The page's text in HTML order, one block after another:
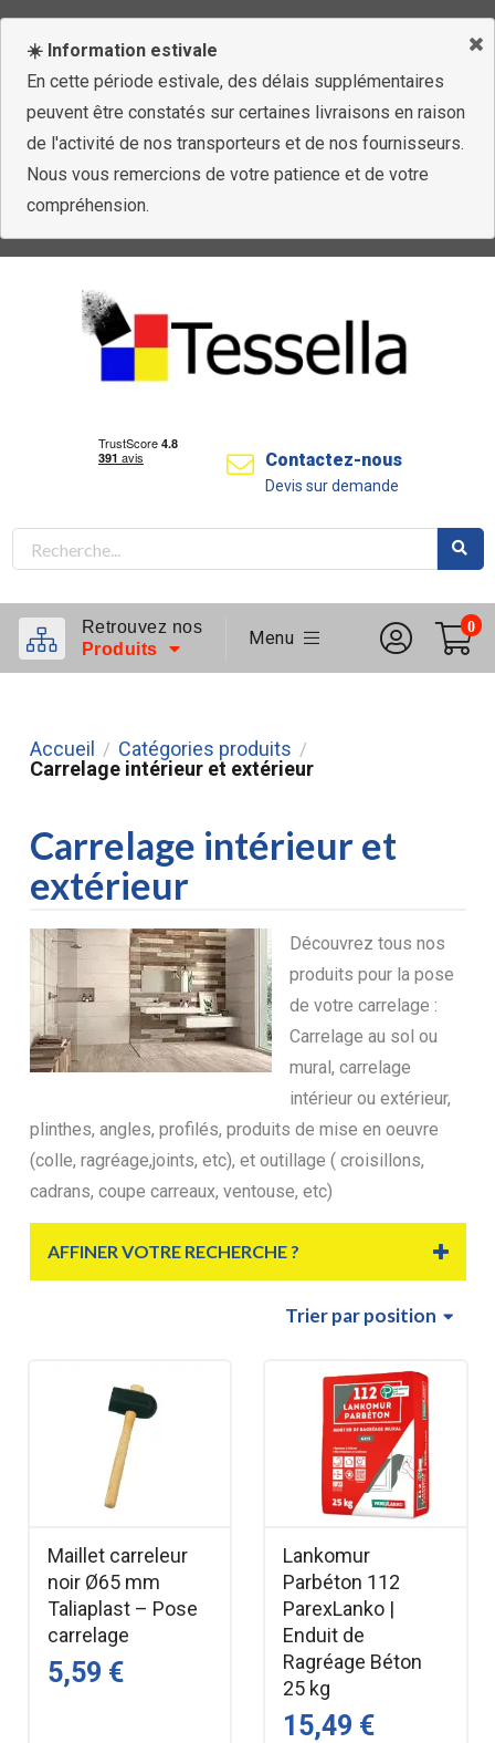
☀️ Information estivale
En cette période estivale, des délais supplémentaires
peuvent être constatés sur certaines livraisons en raison
de l'activité de nos transporteurs et de nos fournisseurs.
Nous vous remercions de votre patience et de votre
compréhension.
Contactez-nous
Devis sur demande
Retrouvez nos
Produits
Menu
0
Accueil / Catégories produits /
Carrelage intérieur et extérieur
Carrelage intérieur et
extérieur
Découvrez tous nos
produits pour la pose
de votre carrelage :
Carrelage au sol ou
mural, carrelage
intérieur ou extérieur,
plinthes, angles, profilés, produits de mise en oeuvre
(colle, ragréage,joints, etc), et outillage ( croisillons,
cadrans, coupe carreaux, ventouse, etc)
AFFINER VOTRE RECHERCHE ?
Trierpar position
Maillet carreleur
noir Ø65 mm
Taliaplast – Pose
carrelage
5,59 €
Lankomur
Parbéton 112
ParexLanko |
Enduit de
Ragréage Béton
25 kg
15,49 €